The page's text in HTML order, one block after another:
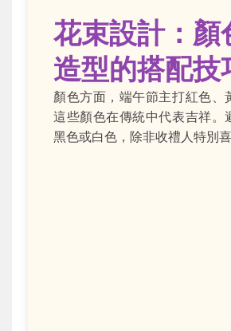
花束設計：顏
造型的搭配技
顏色方面，端午節主打紅色、
這些顏色在傳統中代表吉祥。
黑色或白色，除非收禮人特別喜